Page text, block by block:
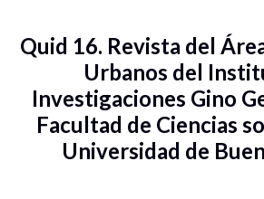
Quid 16. Revista del
Urbanos del
Investigaciones Gino
Facultad de Ciencias
Universidad de